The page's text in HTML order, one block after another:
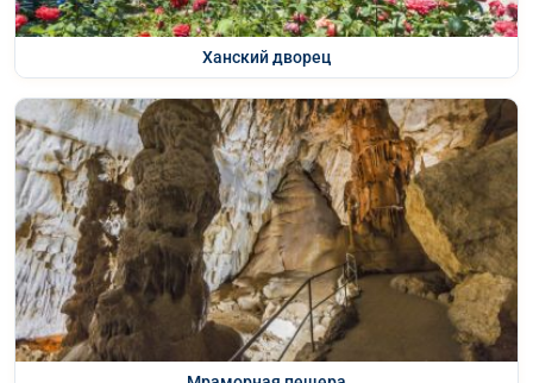
Ханский дворец